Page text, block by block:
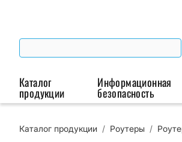
Каталог
продукции
Беспроводная связь
Информационная
безопасность
Каталог продукции / Роутеры /